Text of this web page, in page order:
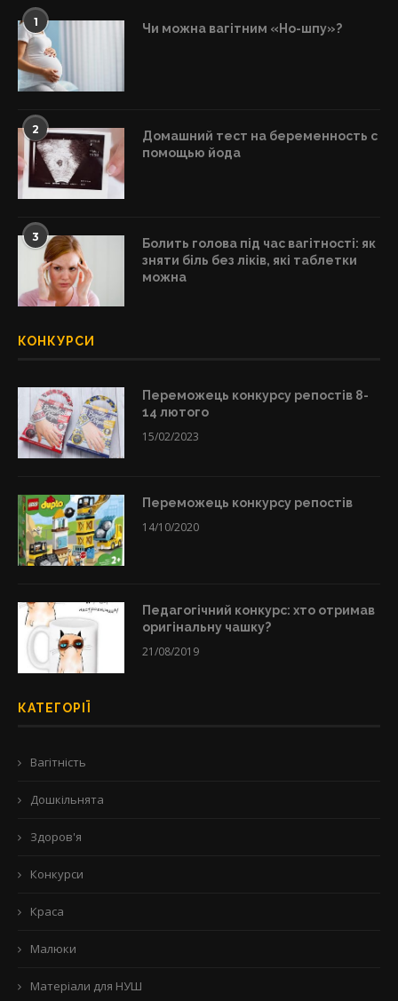
1 Чи можна вагітним «Но-шпу»?
2
Домашний тест на беременность с
помощью йода
3
Болить голова під час вагітності: як
зняти біль без ліків, які таблетки
можна
КОНКУРСИ
Переможець конкурсу репостів 8-
14 лютого
15/02/2023
Переможець конкурсу репостів
14/10/2020
Педагогічний конкурс: хто отримав
оригінальну чашку?
21/08/2019
КАТЕГОРІЇ
Вагітність
Дошкільнята
Здоров'я
Конкурси
Краса
Малюки
Матеріали для НУШ